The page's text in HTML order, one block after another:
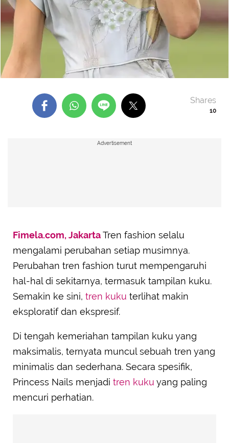
10
Shares
Advertisement
Fimela.com, JakartaTren fashion selalu
mengalami perubahan setiap musimnya.
Perubahan tren fashion turut mempengaruhi
hal-hal di sekitarnya, termasuk tampilan kuku.
Semakin ke sini, tren kuku terlihat makin
eksploratif dan ekspresif.
Di tengah kemeriahan tampilan kuku yang
maksimalis, ternyata muncul sebuah tren yang
minimalis dan sederhana. Secara spesifik,
Princess Nails menjadi tren kuku yang paling
mencuri perhatian.